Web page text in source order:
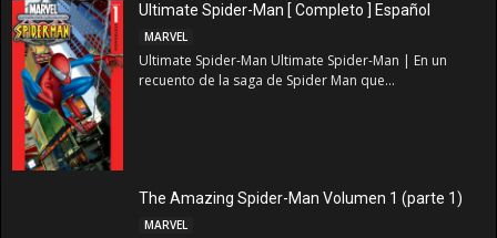
Ultimate Spider-Man [ Completo ] Español
MARVEL
Ultimate Spider-Man Ultimate Spider-Man | En un
recuento de la saga de Spider Man que...
The Amazing Spider-Man Volumen 1 (parte 1)
MARVEL